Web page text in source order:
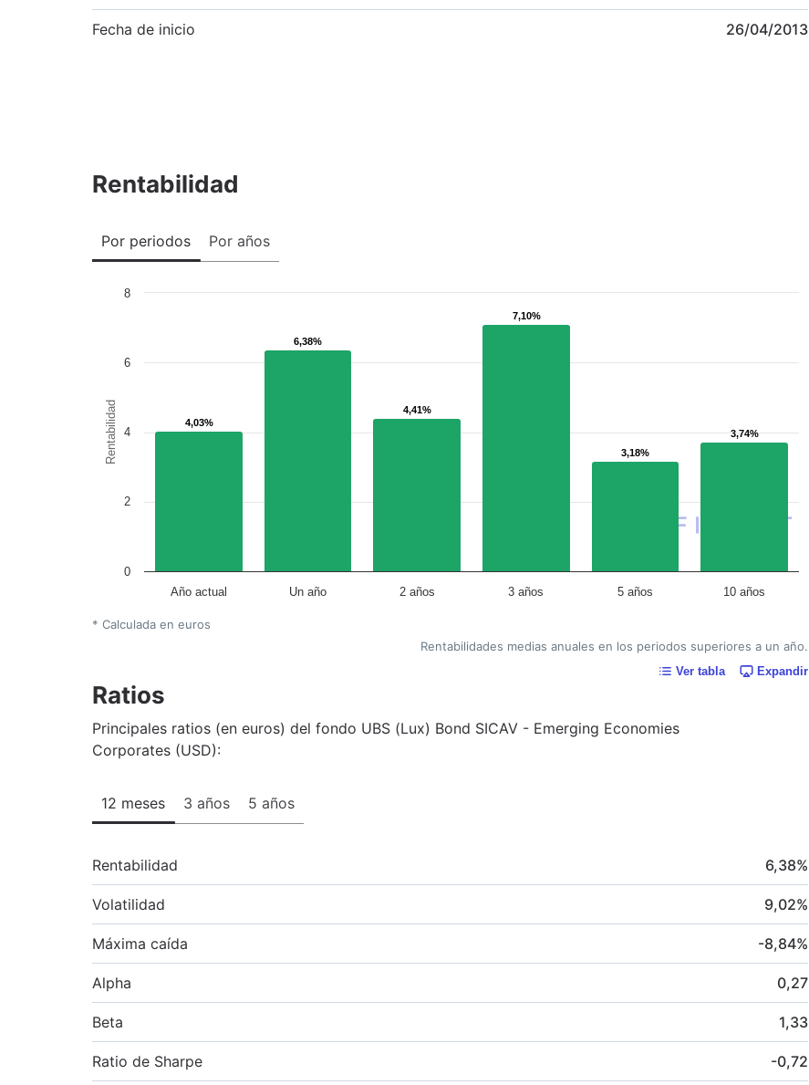
Fecha de inicio 26/04/2013
Rentabilidad
Por periodos Por años
Rentabilidad 4,03%
4,03%
6,38%
6,38%
4,41%
4,41%
7,10%
7,10%
3,18%
3,18%
3,74%
3,74%
Año actual Un año 2 años 3 años 5 años 10 años
0
2
4
6
8
* Calculada en euros
Rentabilidades medias anuales en los periodos superiores a un año.
Ver tabla Expandir
Ratios
Principales ratios (en euros) del fondo UBS (Lux) Bond SICAV - Emerging Economies
Corporates (USD):
12 meses 3 años 5 años
Rentabilidad 6,38%
Volatilidad 9,02%
Máxima caída -8,84%
Alpha 0,27
Beta 1,33
Ratio de Sharpe -0,72